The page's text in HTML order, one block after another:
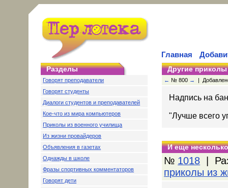
Главная
Разделы
Говорят преподаватели
Говорят студенты
Диалоги студентов и преподавателей
Кое-что из мира компьютеров
Приколы из военного училища
Из жизни провайдеров
Объявления в газетах
Однажды в школе
Фразы спортивных комментаторов
Говорят дети
Другие
← № 800 → |
Hадпись на
"Лучше всего
И еще
№ 1018 |
приколы из